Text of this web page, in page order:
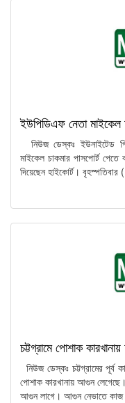
ইউপিডিএফ নেতা মাইকেল
নিউজ ডেস্কঃ ইউনাইটেড
মাইকেল চাকমার পাসপোর্ট
দিয়েছেন হাইকোর্ট। বৃহস্পতিবার
চট্টগ্রামে পোশাক
নিউজ ডেস্কঃ চট্টগ্রামের পূর্ব
পোশাক কারখানায় আগুন
আগুন লাগে। আগুন নেভাতে কাজ